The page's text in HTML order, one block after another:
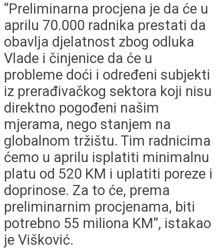
“Preliminarna procjena je da će u
aprilu 70.000 radnika prestati da
obavlja djelatnost zbog odluka
Vlade i činjenice da će u
probleme doći i određeni subjekti
iz prerađivačkog sektora koji nisu
direktno pogođeni našim
mjerama, nego stanjem na
globalnom tržištu. Tim radnicima
ćemo u aprilu isplatiti minimalnu
platu od 520 KM i uplatiti poreze i
doprinose. Za to će, prema
preliminarnim procjenama, biti
potrebno 55 miliona KM”, istakao
je Višković.